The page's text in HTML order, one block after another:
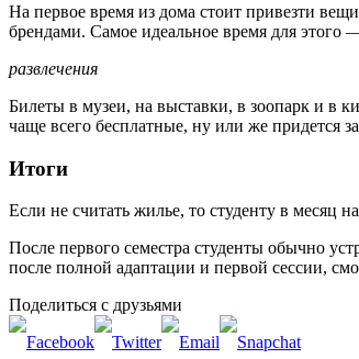
На первое время из дома стоит привезти
брендами. Самое идеальное время для этого
развлечения
Билеты в музеи, на выставки, в зоопарк и в
чаще всего бесплатные, ну или же придется
Итоги
Если не считать жилье, то студенту в месяц
После первого семестра студенты обычно
после полной адаптации и первой сессии,
Поделиться с друзьями